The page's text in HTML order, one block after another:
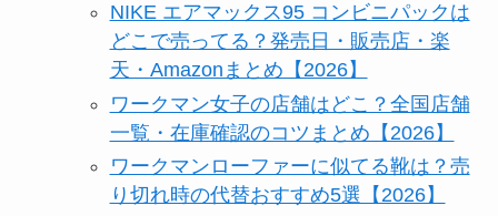
NIKE エアマックス95 コンビニパックは
どこで売ってる？発売日・販売店・楽
天・Amazonまとめ【2026】
ワークマン女子の店舗はどこ？全国店舗
一覧・在庫確認のコツまとめ【2026】
ワークマンローファーに似てる靴は？売
り切れ時の代替おすすめ5選【2026】